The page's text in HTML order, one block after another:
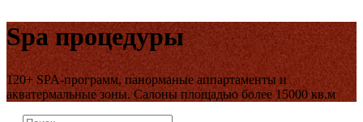
Spa процедуры
120+ SPA-программ, панорманые аппартаменты и
акватермальные зоны. Салоны площадью более 15000 кв.м